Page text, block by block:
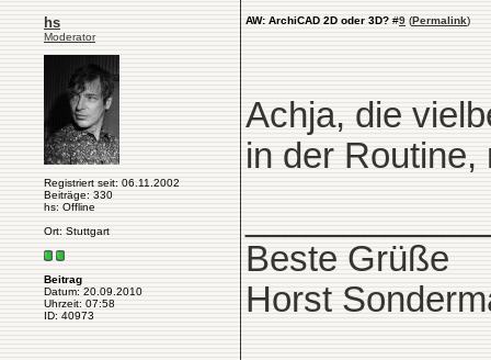
hs
Moderator
Registriert seit: 06.11.2002
Beiträge: 330
hs: Offline
Ort: Stuttgart
Beitrag
Datum: 20.09.2010
Uhrzeit: 07:58
ID: 40973
AW: ArchiCAD 2D oder 3D? #9 (Permalink)
Achja, die
in der
Beste Grüße
Horst